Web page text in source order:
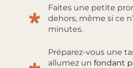
Faites une petite
dehors, même si ce
minutes.
Préparez-vous une
allumez un fondant